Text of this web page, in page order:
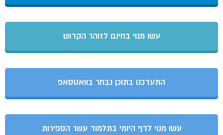
עשו מנוי בחינם לזוהר הקדוש
התעדכנו בתוכן נבחר בוואטסאפ
עשו מנוי לדף היומי בתלמוד עשר הספירות